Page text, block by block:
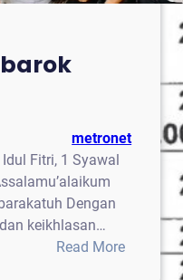
metronet
Fitri, 1 Syawal
Dengan
keikhlasan…
Read More: